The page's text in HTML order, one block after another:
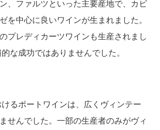
、ファルツといった主要産地で、カビ
を中心に良いワインが生まれました。
プレディカーツワインも生産されまし
な成功ではありませんでした。
るポートワインは、広くヴィンテー
せんでした。一部の生産者のみがヴィ